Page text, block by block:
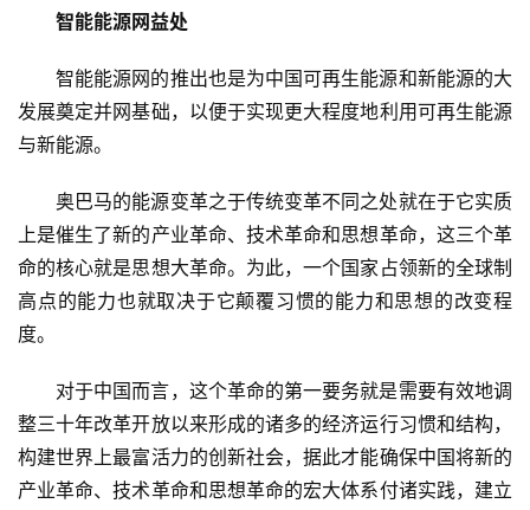
智能能源网益处
智能能源网的推出也是为中国可再生能源和新能源的大
发展奠定并网基础，以便于实现更大程度地利用可再生能源
与新能源。
奥巴马的能源变革之于传统变革不同之处就在于它实质
上是催生了新的产业革命、技术革命和思想革命，这三个革
命的核心就是思想大革命。为此，一个国家占领新的全球制
高点的能力也就取决于它颠覆习惯的能力和思想的改变程
度。
对于中国而言，这个革命的第一要务就是需要有效地调
整三十年改革开放以来形成的诸多的经济运行习惯和结构，
构建世界上最富活力的创新社会，据此才能确保中国将新的
产业革命、技术革命和思想革命的宏大体系付诸实践，建立